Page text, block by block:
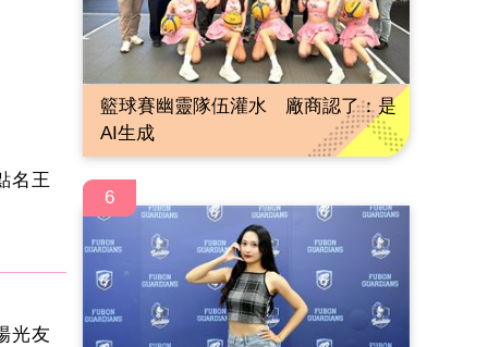
名王
光友
籃球賽幽靈隊伍灌水 廠商認了：是
AI生成
6